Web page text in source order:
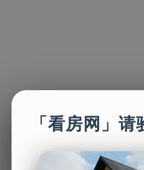
「看房网」